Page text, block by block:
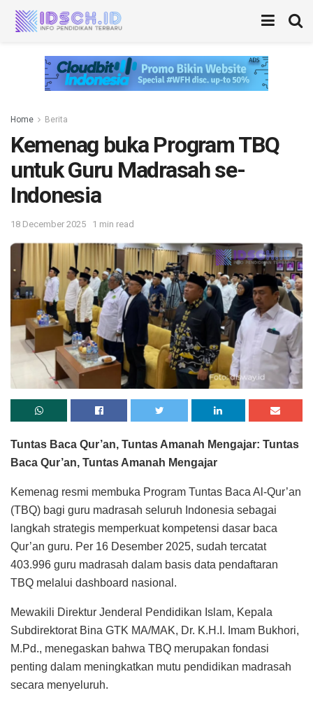
Home Berita
Kemenag buka Program TBQ
untuk Guru Madrasah se-
Indonesia
18 December 2025 1 min read
Tuntas Baca Qur’an, Tuntas Amanah Mengajar: Tuntas
Baca Qur’an, Tuntas Amanah Mengajar
Kemenag resmi membuka Program Tuntas Baca Al-Qur’an
(TBQ) bagi guru madrasah seluruh Indonesia sebagai
langkah strategis memperkuat kompetensi dasar baca
Qur’an guru. Per 16 Desember 2025, sudah tercatat
403.996 guru madrasah dalam basis data pendaftaran
TBQ melalui dashboard nasional.
Mewakili Direktur Jenderal Pendidikan Islam, Kepala
Subdirektorat Bina GTK MA/MAK, Dr. K.H.I. Imam Bukhori,
M.Pd., menegaskan bahwa TBQ merupakan fondasi
penting dalam meningkatkan mutu pendidikan madrasah
secara menyeluruh.